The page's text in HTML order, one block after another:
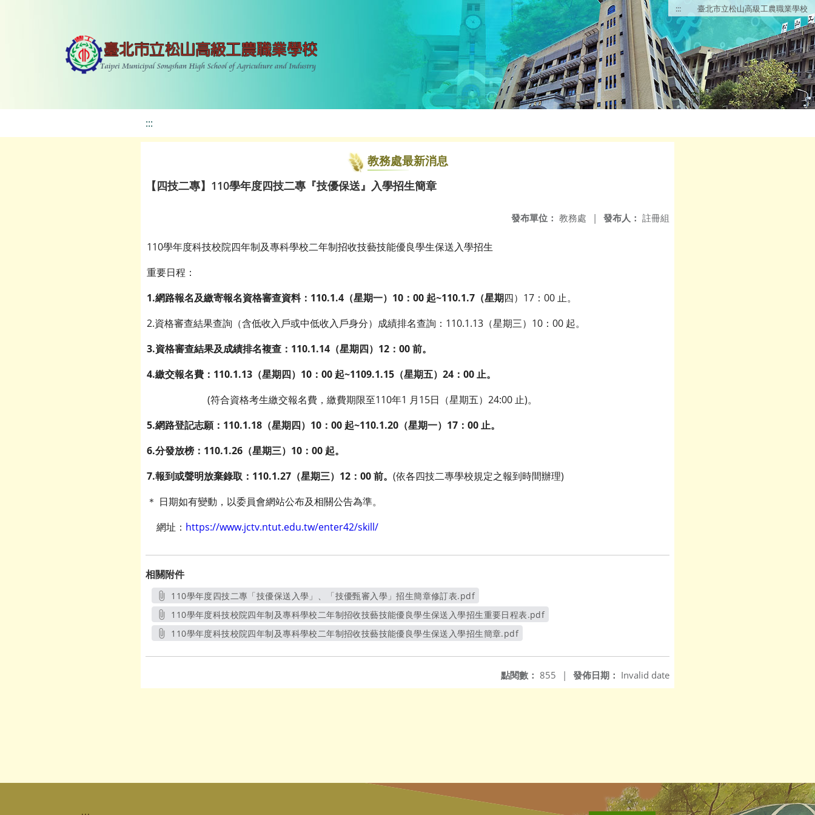
::: 臺北市立松山高級工農職業學校
:::
教務處最新消息
【四技二專】110學年度四技二專『技優保送』入學招生簡章
發布人： 註冊組
發布單位： 教務處 |
110學年度科技校院四年制及專科學校二年制招收技藝技能優良學生保送入學招生
重要日程：
1.網路報名及繳寄報名資格審查資料：110.1.4（星期一）10：00 起~110.1.7（星期四）17：00 止。
2.資格審查結果查詢（含低收入戶或中低收入戶身分）成績排名查詢：110.1.13（星期三）10：00 起。
3.資格審查結果及成績排名複查：110.1.14（星期四）12：00 前。
4.繳交報名費：110.1.13（星期四）10：00 起~1109.1.15（星期五）24：00 止。
(符合資格考生繳交報名費，繳費期限至110年1 月15日（星期五）24:00 止)。
5.網路登記志願：110.1.18（星期四）10：00 起~110.1.20（星期一）17：00 止。
6.分發放榜：110.1.26（星期三）10：00 起。
7.報到或聲明放棄錄取：110.1.27（星期三）12：00 前。 (依各四技二專學校規定之報到時間辦理)
＊ 日期如有變動，以委員會網站公布及相關公告為準。
網址： https://www.jctv.ntut.edu.tw/enter42/skill/
相關附件
110學年度四技二專「技優保送入學」、「技優甄審入學」招生簡章修訂表.pdf
另開新視窗
110學年度科技校院四年制及專科學校二年制招收技藝技能優良學生保送入學招生重要日程表.pdf
另開新視窗
110學年度科技校院四年制及專科學校二年制招收技藝技能優良學生保送入學招生簡章.pdf
發佈日期： Invalid date
點閱數： 855 |